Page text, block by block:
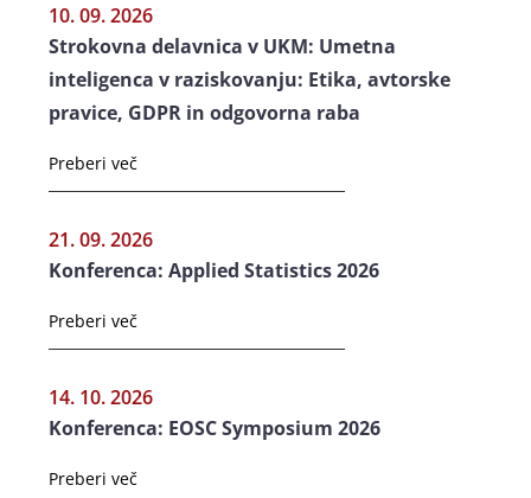
10. 09. 2026
Strokovna delavnica v UKM: Umetna
inteligenca v raziskovanju: Etika, avtorske
pravice, GDPR in odgovorna raba
Preberi več
21. 09. 2026
Konferenca: Applied Statistics 2026
Preberi več
14. 10. 2026
Konferenca: EOSC Symposium 2026
Preberi več